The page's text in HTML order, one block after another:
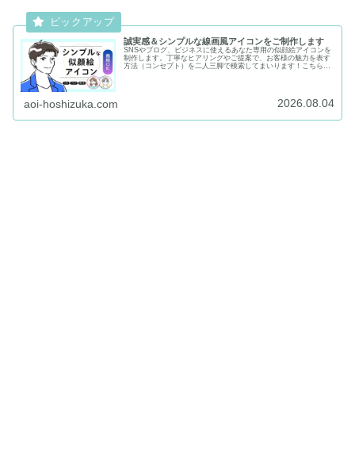
誠実感＆シンプルな線画風アイコンをご制作します
SNSやブログ、ビジネスに使えるあなた専用の似顔絵アイコンを
制作します。丁寧なヒアリングやご提案で、お客様の魅力を表す
方法（コンセプト）を二人三脚で模索してまいります！こちらの
aoi-hoshizuka.com 2026.08.04